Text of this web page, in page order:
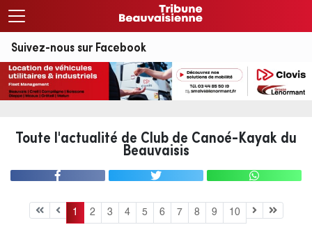
Suivez-nous sur Facebook
Toute l'actualité de Club de Canoé-Kayak du
Beauvaisis
1 2 3 4 5 6 7 8 9 10